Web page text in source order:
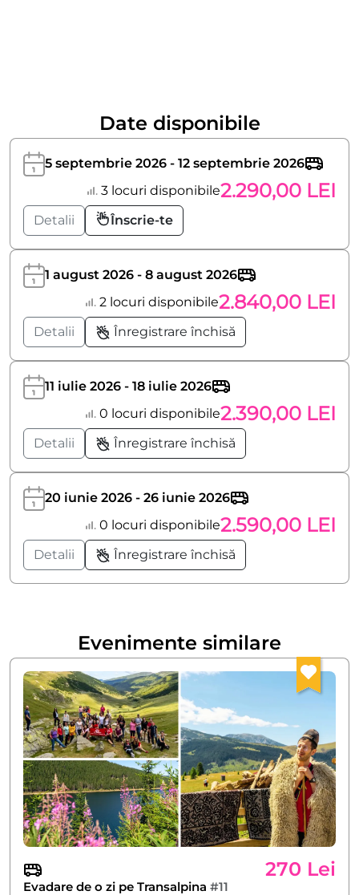
Date disponibile
5 septembrie 2026 - 12 septembrie 2026
3 locuri disponibile2.290,00 LEI
Detalii Înscrie-te
1 august 2026 - 8 august 2026
2 locuri disponibile2.840,00 LEI
Detalii Înregistrare închisă
11 iulie 2026 - 18 iulie 2026
0 locuri disponibile2.390,00 LEI
Detalii Înregistrare închisă
20 iunie 2026 - 26 iunie 2026
0 locuri disponibile2.590,00 LEI
Detalii Înregistrare închisă
Evenimente similare
270 Lei
Evadare de o zi pe Transalpina #11